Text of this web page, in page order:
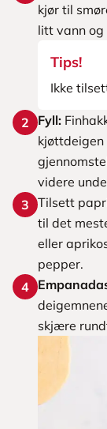
kjør til
litt vann og
Tips!
Ikke
2 Fyll:
kjøttdeigen
videre
3 Tilsett
til det
eller
pepper.
4
skjære